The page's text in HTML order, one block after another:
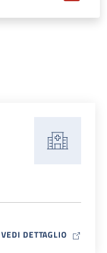
VEDI DETTAGLIO MAP ICON